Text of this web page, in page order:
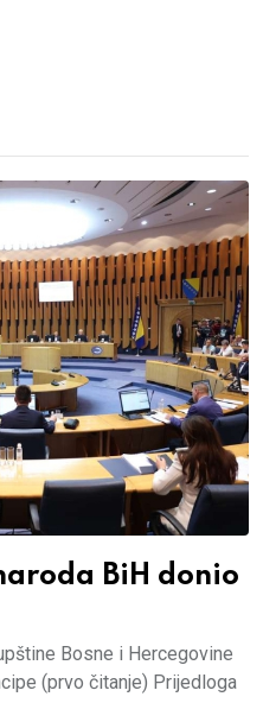
BiH donio
Bosne i Hercegovine
(prvo čitanje) Prijedloga